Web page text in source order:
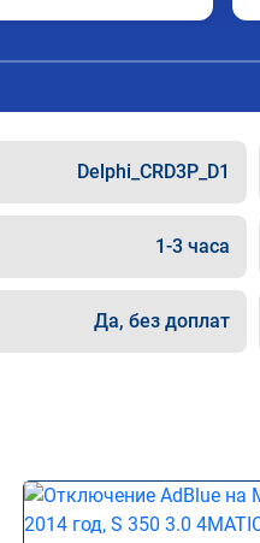
Delphi_CRD3P_D1
1-3 часа
Да, без доплат